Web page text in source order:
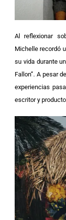
Al reflexionar
Michelle recordó
su vida durante
Fallon”. A pesar
experiencias
escritor y